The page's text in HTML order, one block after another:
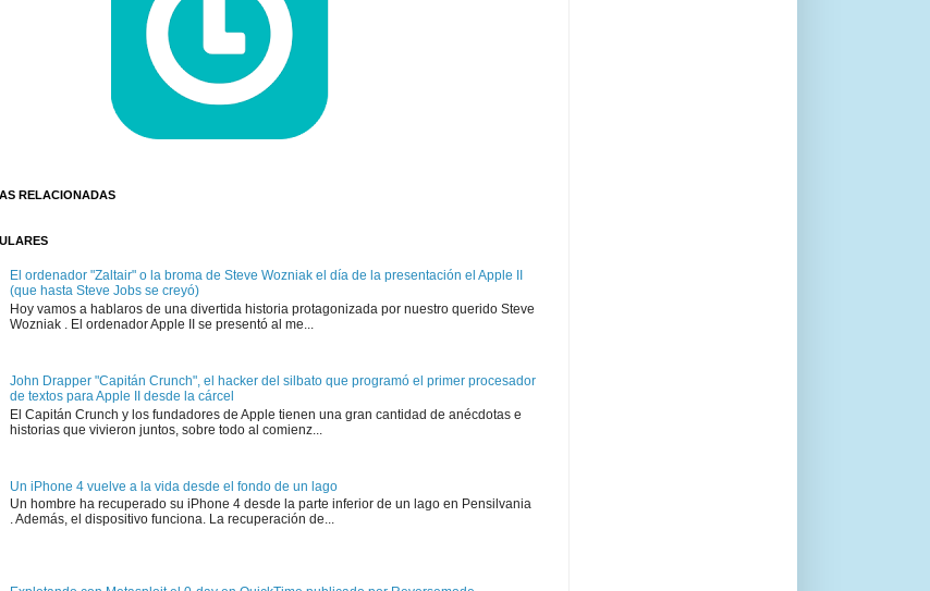
RELACIONADAS
El ordenador "Zaltair" o la broma de Steve Wozniak el día de la presentación el Apple II
(que hasta Steve Jobs se creyó)
Hoy vamos a hablaros de una divertida historia protagonizada por nuestro querido Steve
Wozniak . El ordenador Apple II se presentó al me...
John Drapper "Capitán Crunch", el hacker del silbato que programó el primer procesador
de textos para Apple II desde la cárcel
El Capitán Crunch y los fundadores de Apple tienen una gran cantidad de anécdotas e
historias que vivieron juntos, sobre todo al comienz...
Un iPhone 4 vuelve a la vida desde el fondo de un lago
Un hombre ha recuperado su iPhone 4 desde la parte inferior de un lago en Pensilvania
. Además, el dispositivo funciona. La recuperación de...